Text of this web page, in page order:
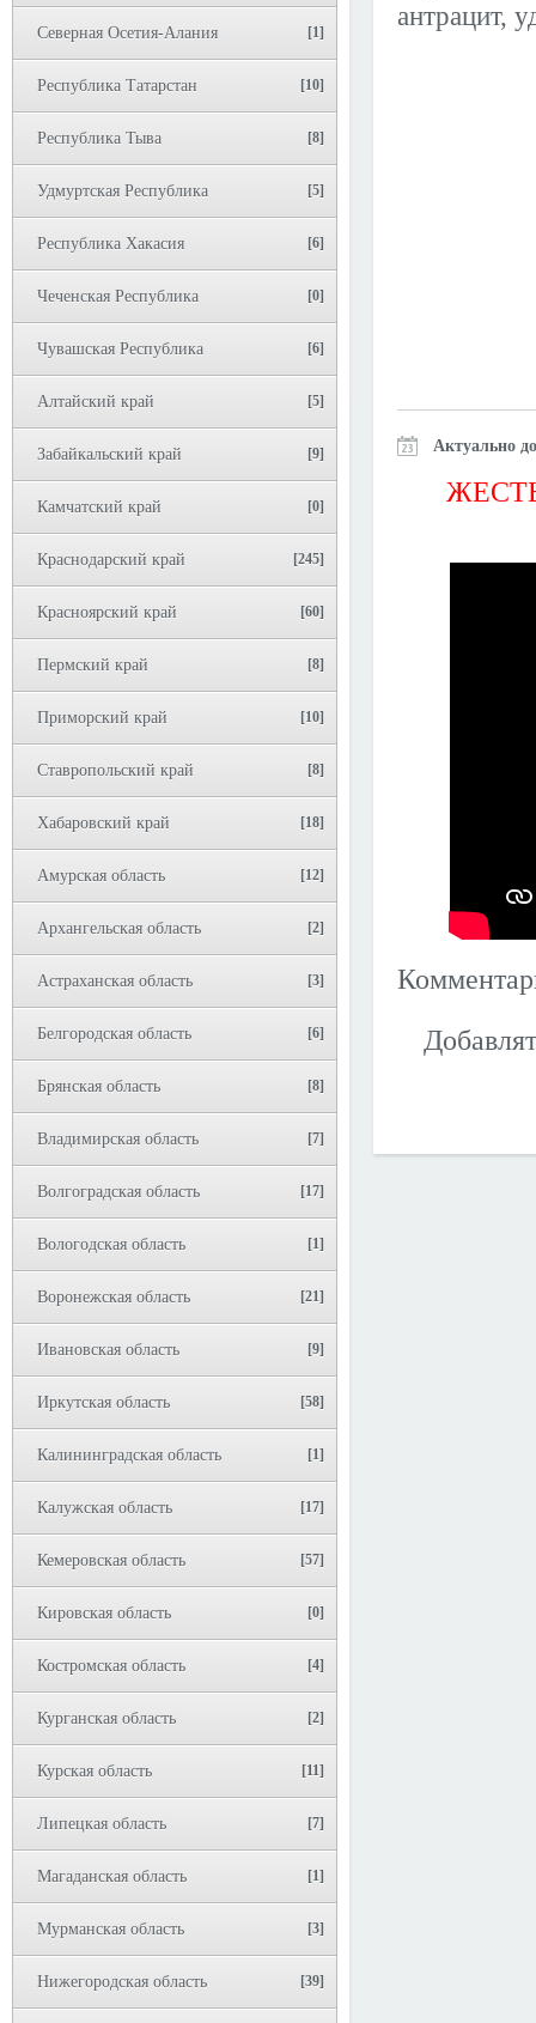
Северная Осетия-Алания [1]
Республика Татарстан [10]
Республика Тыва [8]
Удмуртская Республика [5]
Республика Хакасия [6]
Чеченская Республика [0]
Чувашская Республика [6]
Алтайский край [5]
Забайкальский край [9]
Камчатский край [0]
Краснодарский край [245]
Красноярский край [60]
Пермский край [8]
Приморский край [10]
Ставропольский край [8]
Хабаровский край [18]
Амурская область [12]
Архангельская область [2]
Астраханская область [3]
Белгородская область [6]
Брянская область [8]
Владимирская область [7]
Волгоградская область [17]
Вологодская область [1]
Воронежская область [21]
Ивановская область [9]
Иркутская область [58]
Калининградская область [1]
Калужская область [17]
Кемеровская область [57]
Кировская область [0]
Костромская область [4]
Курганская область [2]
Курская область [11]
Липецкая область [7]
Магаданская область [1]
Мурманская область [3]
Нижегородская область [39]
антрацит,
Актуально